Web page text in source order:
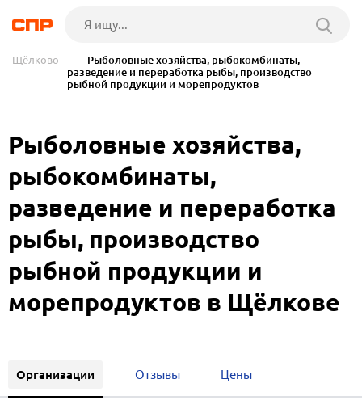
Щёлково
— Рыболовные хозяйства, рыбокомбинаты,
разведение и переработка рыбы, производство
рыбной продукции и морепродуктов
Рыболовные хозяйства,
рыбокомбинаты,
разведение и переработка
рыбы, производство
рыбной продукции и
морепродуктов в Щёлкове
Организации Отзывы Цены